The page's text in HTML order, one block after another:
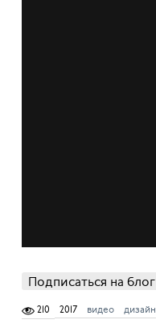
Подписаться на блог
210 2017 видео дизайн